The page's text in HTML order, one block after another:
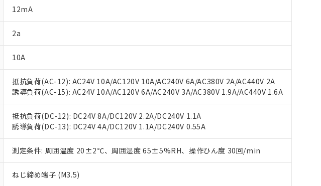
12mA
2a
10A
抵抗負荷(AC-12): AC24V 10A/AC120V 10A/AC240V 6A/AC380V 2A/AC440V 2A
誘導負荷(AC-15): AC24V 10A/AC120V 6A/AC240V 3A/AC380V 1.9A/AC440V 1.6A
抵抗負荷(DC-12): DC24V 8A/DC120V 2.2A/DC240V 1.1A
誘導負荷(DC-13): DC24V 4A/DC120V 1.1A/DC240V 0.55A
測定条件: 周囲温度 20±2℃、周囲湿度 65±5%RH、操作ひん度 30回/min
ねじ締め端子 (M3.5)
い。
正式な納期状況および標準価格はお客様のお取引先、またはお客様担当のオムロン制
当社販売員にご相談ください。
オムロン制御機器販売店や当社販売拠点は「販売ネットワーク
」をご確認ください
在庫状況および標準価格結果を当社の事前の承諾なく第三者に漏洩または開示しない
す。
マイパーツ機能（部品リスト作成サービス）をご利用いただくには、I-Webメンバー
お客様が当ウェブサイト上で当社にご登録された部品リストについて、当社および当
が、当社の製品・サービスに関するお客様との取引・商談に必要な範囲で利用するこ
さい。
但し、RoHS指令で産業用監視および制御機器に対する適用除外項目は除く。
※2 対応予定月
部品在庫の切り替え状況などにより、予定月が前後することがあります。
※3 非含有証明書ダウンロード
下記の非含有証明書をダウンロードすることができます。
「○」：最大均質材料含有率が中国RoHSの基準値以下であることを示します。
「×」：最大均質材料含有率が中国RoHSの基準値を超えていることを示します。
*中国RoHS10物質の基準値 (GB/T26572)：
Pb(鉛) :1000ppm、 Hg(水銀) : 1000ppm、 Cd(カドミウム) : 100ppm、
Cr(Ⅵ)(六価クロム) : 1000ppm、 PBBs(ポリ臭化ビフェニル類) : 1000ppm、 PBDEs(ポリ臭化ジフェニルエーテル類)
DBP(フタル酸ジブチル) : 1000ppm、 DIBP(フタル酸ジイソブチル) : 1000ppm、 BBP(フタル酸ブチルベンジル) :
DEHP(フタル酸ビス(2-エチルヘキシル)) : 1000ppm
※2 環境保護使用期限
「ｅ」：有害物質（10物質）のすべてが基準値以下であることを示します。
「10」：通常の使用状況下において有害物質が外部に漏えいし、環境に深刻な影響を及ぼ
味します。
当社は、これら貴社製品のうち、外国為替および外国貿易法に定める商品（以下｢規
当社は貴社製品を、核兵器、ミサイル、化学兵器、生物兵器またはその他武器並びに
置等に一切使用いたしません。
当社は、貴社製品を第三者に販売する場合は、上記1、2および3の内容を当該第三者
また当社は、販売先および販売に係わる関係者が違法に輸出するおそれがある場合は
たしません。
号
○ 一定数以上の在庫あり
△ 一定数には満たないが在庫あり
－
在庫なし(最新の在庫状況については、お客様のお取引先、またはお客様担当のオ
機器販売店・当社販売員にご確認ください)
空
白
受注生産機種、また在庫状況の情報を公開していない機種